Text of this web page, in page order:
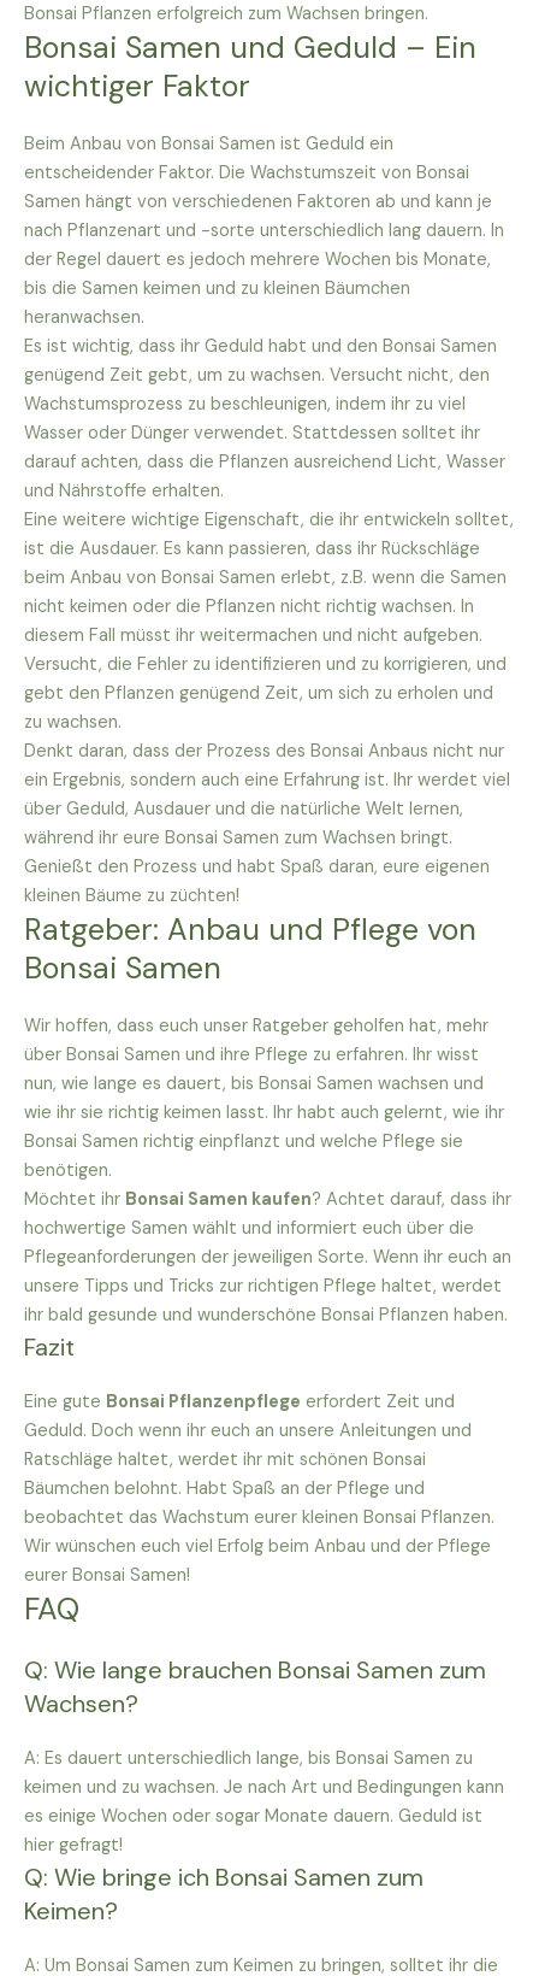
Bonsai Pflanzen erfolgreich zum Wachsen bringen.
Bonsai Samen und Geduld – Ein
wichtiger Faktor
Beim Anbau von Bonsai Samen ist Geduld ein
entscheidender Faktor. Die Wachstumszeit von Bonsai
Samen hängt von verschiedenen Faktoren ab und kann je
nach Pflanzenart und -sorte unterschiedlich lang dauern. In
der Regel dauert es jedoch mehrere Wochen bis Monate,
bis die Samen keimen und zu kleinen Bäumchen
heranwachsen.
Es ist wichtig, dass ihr Geduld habt und den Bonsai Samen
genügend Zeit gebt, um zu wachsen. Versucht nicht, den
Wachstumsprozess zu beschleunigen, indem ihr zu viel
Wasser oder Dünger verwendet. Stattdessen solltet ihr
darauf achten, dass die Pflanzen ausreichend Licht, Wasser
und Nährstoffe erhalten.
Eine weitere wichtige Eigenschaft, die ihr entwickeln solltet,
ist die Ausdauer. Es kann passieren, dass ihr Rückschläge
beim Anbau von Bonsai Samen erlebt, z.B. wenn die Samen
nicht keimen oder die Pflanzen nicht richtig wachsen. In
diesem Fall müsst ihr weitermachen und nicht aufgeben.
Versucht, die Fehler zu identifizieren und zu korrigieren, und
gebt den Pflanzen genügend Zeit, um sich zu erholen und
zu wachsen.
Denkt daran, dass der Prozess des Bonsai Anbaus nicht nur
ein Ergebnis, sondern auch eine Erfahrung ist. Ihr werdet viel
über Geduld, Ausdauer und die natürliche Welt lernen,
während ihr eure Bonsai Samen zum Wachsen bringt.
Genießt den Prozess und habt Spaß daran, eure eigenen
kleinen Bäume zu züchten!
Ratgeber: Anbau und Pflege von
Bonsai Samen
Wir hoffen, dass euch unser Ratgeber geholfen hat, mehr
über Bonsai Samen und ihre Pflege zu erfahren. Ihr wisst
nun, wie lange es dauert, bis Bonsai Samen wachsen und
wie ihr sie richtig keimen lasst. Ihr habt auch gelernt, wie ihr
Bonsai Samen richtig einpflanzt und welche Pflege sie
benötigen.
Möchtet ihr Bonsai Samen kaufen? Achtet darauf, dass ihr
hochwertige Samen wählt und informiert euch über die
Pflegeanforderungen der jeweiligen Sorte. Wenn ihr euch an
unsere Tipps und Tricks zur richtigen Pflege haltet, werdet
ihr bald gesunde und wunderschöne Bonsai Pflanzen haben.
Fazit
Eine gute Bonsai Pflanzenpflege erfordert Zeit und
Geduld. Doch wenn ihr euch an unsere Anleitungen und
Ratschläge haltet, werdet ihr mit schönen Bonsai
Bäumchen belohnt. Habt Spaß an der Pflege und
beobachtet das Wachstum eurer kleinen Bonsai Pflanzen.
Wir wünschen euch viel Erfolg beim Anbau und der Pflege
eurer Bonsai Samen!
FAQ
Q: Wie lange brauchen Bonsai Samen zum
Wachsen?
A: Es dauert unterschiedlich lange, bis Bonsai Samen zu
keimen und zu wachsen. Je nach Art und Bedingungen kann
es einige Wochen oder sogar Monate dauern. Geduld ist
hier gefragt!
Q: Wie bringe ich Bonsai Samen zum
Keimen?
A: Um Bonsai Samen zum Keimen zu bringen, solltet ihr die